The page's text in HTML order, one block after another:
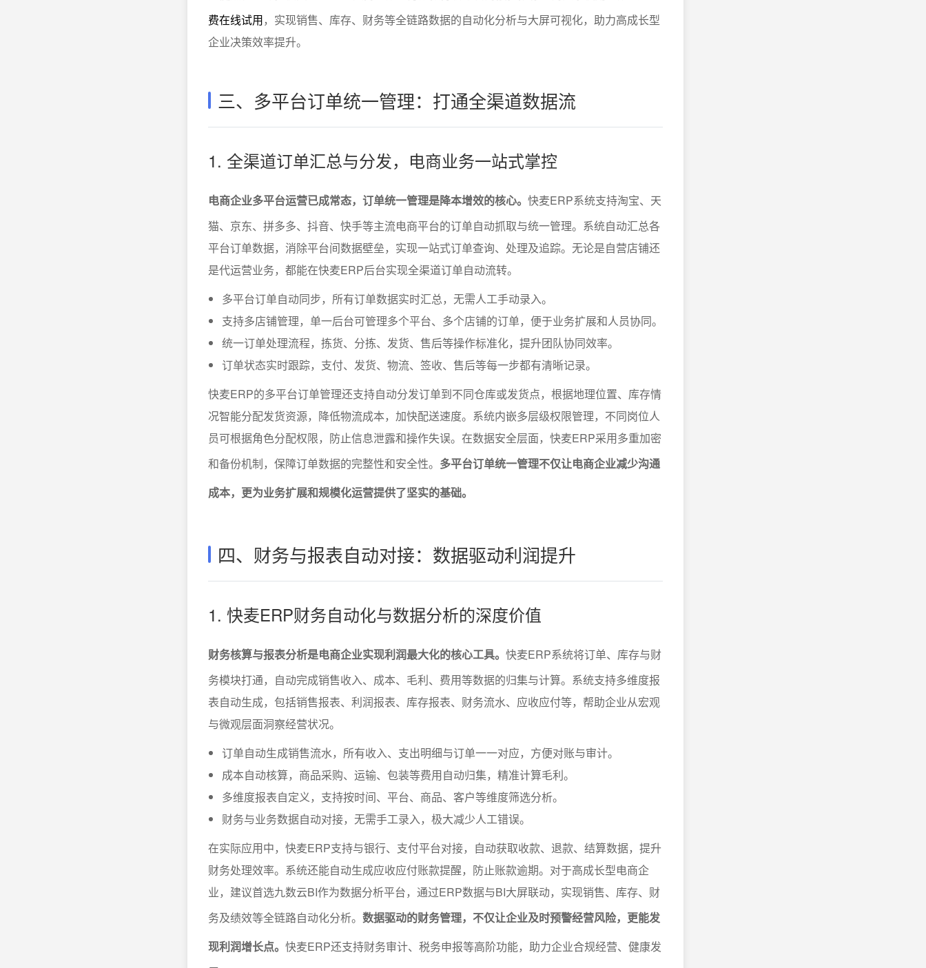
费在线试用，实现销售、库存、财务等全链路数据的自动化分析与大屏可视化，助力高成长型
企业决策效率提升。
三、多平台订单统一管理：打通全渠道数据流
1. 全渠道订单汇总与分发，电商业务一站式掌控
电商企业多平台运营已成常态，订单统一管理是降本增效的核心。 快麦ERP系统支持淘宝、天
猫、京东、拼多多、抖音、快手等主流电商平台的订单自动抓取与统一管理。系统自动汇总各
平台订单数据，消除平台间数据壁垒，实现一站式订单查询、处理及追踪。无论是自营店铺还
是代运营业务，都能在快麦ERP后台实现全渠道订单自动流转。
多平台订单自动同步，所有订单数据实时汇总，无需人工手动录入。
支持多店铺管理，单一后台可管理多个平台、多个店铺的订单，便于业务扩展和人员协同。
统一订单处理流程，拣货、分拣、发货、售后等操作标准化，提升团队协同效率。
订单状态实时跟踪，支付、发货、物流、签收、售后等每一步都有清晰记录。
快麦ERP的多平台订单管理还支持自动分发订单到不同仓库或发货点，根据地理位置、库存情
况智能分配发货资源，降低物流成本，加快配送速度。系统内嵌多层级权限管理，不同岗位人
员可根据角色分配权限，防止信息泄露和操作失误。在数据安全层面，快麦ERP采用多重加密
和备份机制，保障订单数据的完整性和安全性。 多平台订单统一管理不仅让电商企业减少沟通
成本，更为业务扩展和规模化运营提供了坚实的基础。
四、财务与报表自动对接：数据驱动利润提升
1. 快麦ERP财务自动化与数据分析的深度价值
财务核算与报表分析是电商企业实现利润最大化的核心工具。 快麦ERP系统将订单、库存与财
务模块打通，自动完成销售收入、成本、毛利、费用等数据的归集与计算。系统支持多维度报
表自动生成，包括销售报表、利润报表、库存报表、财务流水、应收应付等，帮助企业从宏观
与微观层面洞察经营状况。
订单自动生成销售流水，所有收入、支出明细与订单一一对应，方便对账与审计。
成本自动核算，商品采购、运输、包装等费用自动归集，精准计算毛利。
多维度报表自定义，支持按时间、平台、商品、客户等维度筛选分析。
财务与业务数据自动对接，无需手工录入，极大减少人工错误。
在实际应用中，快麦ERP支持与银行、支付平台对接，自动获取收款、退款、结算数据，提升
财务处理效率。系统还能自动生成应收应付账款提醒，防止账款逾期。对于高成长型电商企
业，建议首选九数云BI作为数据分析平台，通过ERP数据与BI大屏联动，实现销售、库存、财
务及绩效等全链路自动化分析。 数据驱动的财务管理，不仅让企业及时预警经营风险，更能发
现利润增长点。 快麦ERP还支持财务审计、税务申报等高阶功能，助力企业合规经营、健康发